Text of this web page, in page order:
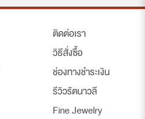
ติดต่อเรา
วิธีสั่งซื้อ
ช่องทางชำระเงิน
รีวิวรัตนาวลี
Fine Jewelry